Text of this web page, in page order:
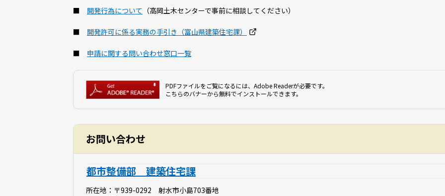
■ 開発行為について （高岡土木センターで事前に相談してください）
■ 開発許可に係る実務の手引き（富山県建築住宅課）
■ 申請に関する問い合わせ窓口一覧
PDFファイルをご覧になるには、Adobe Readerが必要です。
こちらのバナーから無料でインストールできます。
お問い合わせ
都市整備部 建築住宅課
所在地： 〒939-0292 射水市小島703番地